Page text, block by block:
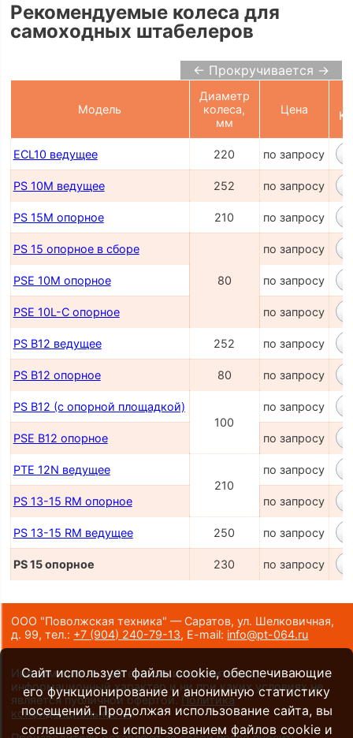
Рекомендуемые колеса для
самоходных штабелеров
← Прокручивается →
Модель
Диаметр
колеса,
мм
Цена
ECL10 ведущее 220 по запросу
PS 10M ведущее 252 по запросу
PS 15M опорное 210 по запросу
PS 15 опорное в сборе
80
по запросу
PSE 10M опорное по запросу
PSE 10L-C опорное по запросу
PS B12 ведущее 252 по запросу
PS B12 опорное 80 по запросу
PS B12 (с опорной площадкой)
100
по запросу
PSE B12 опорное по запросу
PТЕ 12N ведущее
210
по запросу
PS 13-15 RM опорное по запросу
PS 13-15 RM ведущее 250 по запросу
PS 15 опорное 230 по запросу
ООО "Поволжская техника" — Саратов, ул. Шелковичная,
д. 99,тел.: +7 (904) 240-79-13, E-mail: info@pt-064.ru
Информация на сайте носит исключительно
информационный характер и ни при каких условиях не
является публичной офертой. Политика
конфиденциальности.
Сайт использует файлы cookie, обеспечивающие
его функционирование и анонимную статистику
посещений. Продолжая использование сайта, вы
соглашаетесь с использованием файлов cookie и